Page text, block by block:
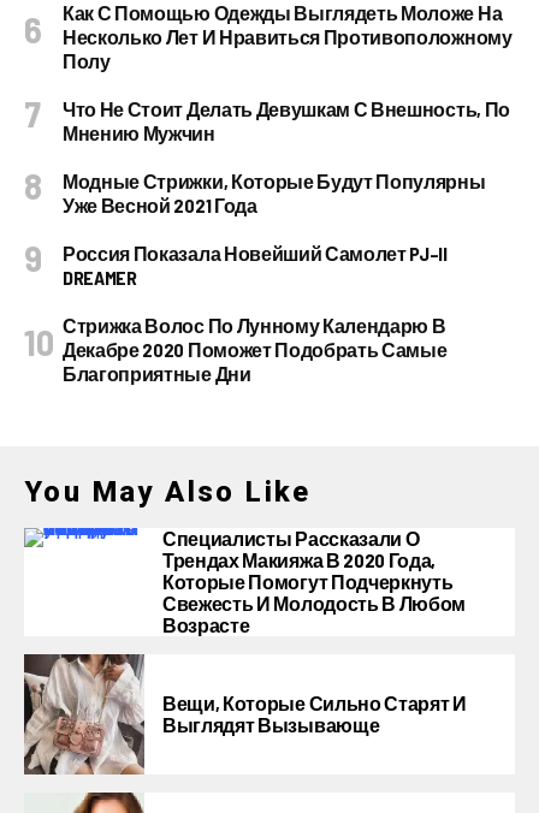
Как С Помощью Одежды Выглядеть Моложе На
Несколько Лет И Нравиться Противоположному
Полу
Что Не Стоит Делать Девушкам С Внешность, По
Мнению Мужчин
Модные Стрижки, Которые Будут Популярны
Уже Весной 2021 Года
Россия Показала Новейший Самолет PJ–II
DREAMER
Стрижка Волос По Лунному Календарю В
Декабре 2020 Поможет Подобрать Самые
Благоприятные Дни
You May Also Like
Специалисты Рассказали О
Трендах Макияжа В 2020 Года,
Которые Помогут Подчеркнуть
Свежесть И Молодость В Любом
Возрасте
Вещи, Которые Сильно Старят И
Выглядят Вызывающе